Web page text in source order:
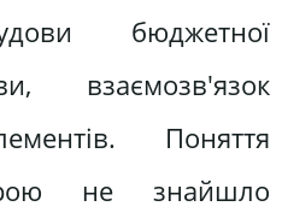
бюджетної
взаємозв'язок
Поняття
не знайшло